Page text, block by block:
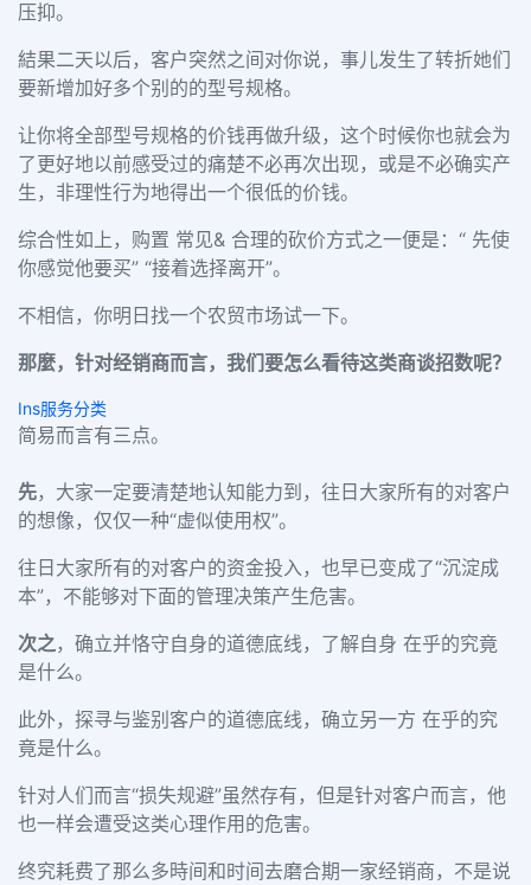
压抑。
結果二天以后，客户突然之间对你说，事儿发生了转折她们
要新增加好多个别的的型号规格。
让你将全部型号规格的价钱再做升级，这个时候你也就会为
了更好地以前感受过的痛楚不必再次出现，或是不必确实产
生，非理性行为地得出一个很低的价钱。
综合性如上，购置 常见& 合理的砍价方式之一便是：“ 先使
你感觉他要买” “接着选择离开”。
不相信，你明日找一个农贸市场试一下。
那麼，针对经销商而言，我们要怎么看待这类商谈招数呢？
Ins服务分类
简易而言有三点。
先，大家一定要清楚地认知能力到，往日大家所有的对客户
的想像，仅仅一种“虚似使用权”。
往日大家所有的对客户的资金投入，也早已变成了“沉淀成
本”，不能够对下面的管理决策产生危害。
次之 ，确立并恪守自身的道德底线，了解自身 在乎的究竟
是什么。
此外，探寻与鉴别客户的道德底线，确立另一方 在乎的究
竟是什么。
针对人们而言“损失规避”虽然存有，但是针对客户而言，他
也一样会遭受这类心理作用的危害。
终究耗费了那么多時间和时间去磨合期一家经销商，不是说